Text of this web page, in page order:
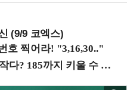
(9/9 코엑스)